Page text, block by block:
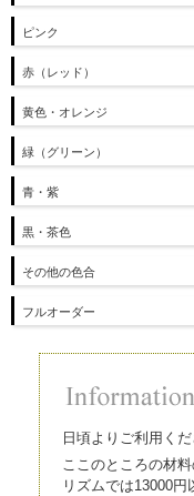
ピンク
赤（レッド）
黄色・オレンジ
緑（グリーン）
青・紫
黒・茶色
その他の色合
フルオーダー
日頃よりご利用く
ここのところの材
リズムでは13000